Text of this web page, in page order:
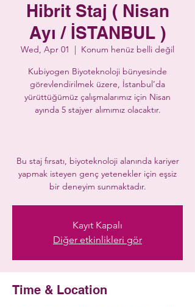
Hibrit Staj ( Nisan
Ayı / İSTANBUL )
Wed, Apr 01
Konum henüz belli değil
Kubiyogen Biyoteknoloji bünyesinde
görevlendirilmek üzere, İstanbul’da
yürüttüğümüz çalışmalarımız için Nisan
ayında 5 stajyer alımımız olacaktır.
Bu staj fırsatı, biyoteknoloji alanında kariyer
yapmak isteyen genç yetenekler için eşsiz
bir deneyim sunmaktadır.
Kayıt Kapalı
Diğer etkinlikleri gör
Time & Location